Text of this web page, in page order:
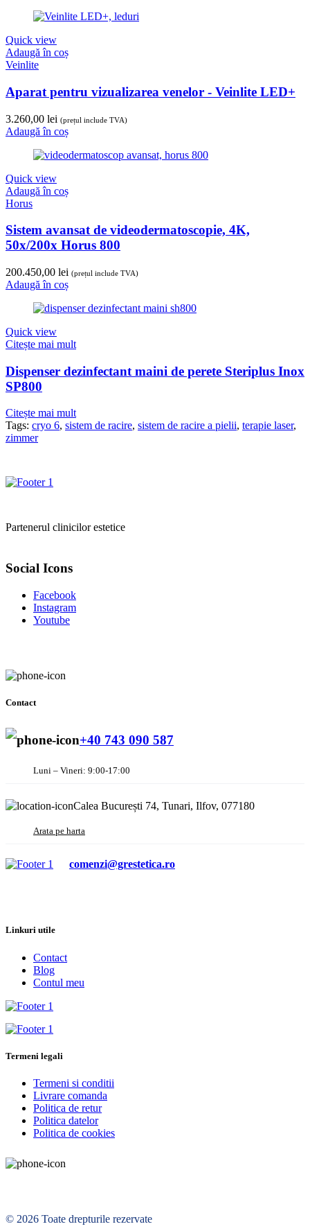
Quick view
Adaugă în coș
Veinlite
Aparat pentru vizualizarea venelor - Veinlite LED+
3.260,00 lei (prețul include TVA)
Adaugă în coș
Quick view
Adaugă în coș
Horus
Sistem avansat de videodermatoscopie, 4K,
50x/200x Horus 800
200.450,00 lei (prețul include TVA)
Adaugă în coș
Quick view
Citește mai mult
Dispenser dezinfectant maini de perete Steriplus Inox
SP800
Citește mai mult
Tags: cryo 6, sistem de racire, sistem de racire a pielii, terapie laser,
zimmer
Partenerul clinicilor estetice
Social Icons
Facebook
Instagram
Youtube
Contact
+40 743 090 587
Luni – Vineri: 9:00-17:00
Calea București 74, Tunari, Ilfov, 077180
Arata pe harta
comenzi@grestetica.ro
Linkuri utile
Contact
Blog
Contul meu
Termeni legali
Termeni si conditii
Livrare comanda
Politica de retur
Politica datelor
Politica de cookies
© 2026 Toate drepturile rezervate